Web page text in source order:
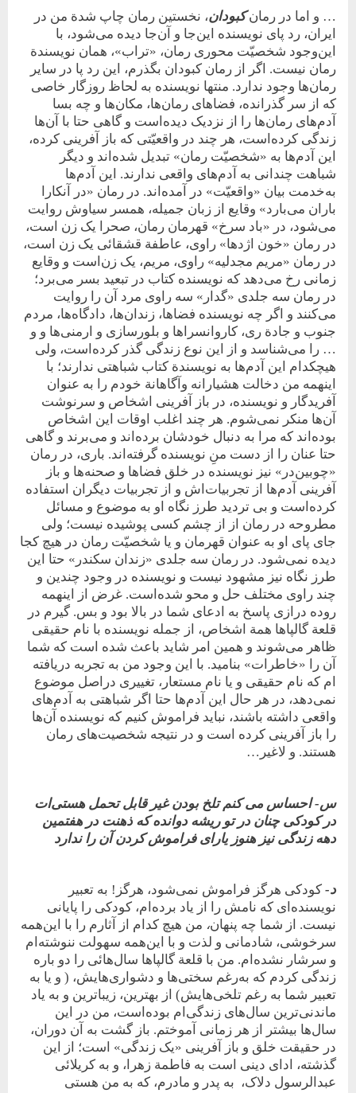
… و اما در رمانکبودان، نخستین رمان چاپ شدة من در
ایران، رد پای نویسنده این‌جا و آن‌جا دیده می‌شود، با
این‌وجود شخصیّت محوری رمان، «تراب»، همان نویسندة
رمان نیست. اگر از رمان کبودان بگذرم، این رد پا در سایر
رمان‌ها وجود ندارد. منتها نویسنده به لحاظ روزگار خاصی
که از سر گذرانده، فضاهای رمان‌ها، مکان‌ها و چه بسا
آدم‌های رمان‌ها را از نزدیک دیده‌است و گاهی حتا با آن‌ها
زندگی کرده‌است، هر چند در واقعیّتی که باز آفرینی کرده،
این آدم‌ها به «شخصیّت رمان» تبدیل شده‌اند و دیگر
شباهت چندانی به آدم‌های واقعی ندارند. این آدم‌ها
به‌خدمت بیان «واقعیّت» در آمده‌اند. در رمان «در آنکارا
باران می‌بارد» وقایع از زبان جمیله، همسر سیاوش روایت
می‌شود، در «باد سرخ» قهرمان رمان، صحرا یک زن است،
در رمان «خون اژدها» راوی، عاطفة قشقائی یک زن است،
در رمان «مریم مجدلیه» راوی، مریم، یک زن‌است و وقایع
زمانی رخ می‌دهد که نویسنده کتاب در تبعید بسر می‌برد؛
در رمان سه جلدی «گدار» سه راوی مرد آن را روایت
می‌کنند و اگر چه نویسنده فضاها، زندان‌ها، دادگاه‌ها، مردم
جنوب و جادة ری، کاروانسراها و بلورسازی و ارمنی‌ها و و
… را می‌شناسد و از این نوع زندگی گذر کرده‌است، ولی
هیچکدام این آدم‌ها به نویسندة کتاب شباهتی ندارند؛ با
اینهمه من دخالت هشیارانه و‌آگاهانة خودم را به ‌عنوان
آفریدگار و نویسنده، در باز آفرینی اشخاص و سرنوشت
آن‌ها منکر نمی‌شوم. هر چند اغلب اوقات این اشخاص
بوده‌اند که مرا به دنبال خودشان برده‌اند و می‌برند و گاهی
حتا عنان را از دست منِ نویسنده گرفته‌اند. باری، در رمان
«چوبین‌در» نیز نویسنده در خلق فضاها و صحنه‌ها و باز
آفرینی آدم‌ها از تجربیات‌اش و از تجربیات دیگران استفاده
کرده‌است و بی تردید طرز نگاه او به موضوع و مسائل
مطروحه در رمان از از چشم کسی پوشیده نیست؛ ولی
جای پای او به عنوان قهرمان و یا شخصیّت رمان در هیچ کجا
دیده نمی‌شود. در رمان سه جلدی «زندان سکندر» حتا این
طرز نگاه نیز مشهود نیست و نویسنده در وجود چندین و
چند راوی مختلف حل و محو شده‌است. غرض از اینهمه
روده درازی پاسخ به ادعای شما در بالا بود و بس. گیرم در
قلعة گالپاها همة اشخاص، از جمله نویسنده با نام حقیقی
ظاهر می‌شوند و همین امر شاید باعث شده است که شما
آن را «خاطرات» بنامید. با این وجود من به تجربه دریافته
ام که نام حقیقی و یا نام مستعار، تغییری دراصل موضوع
نمی‌دهد، در هر حال این آدم‌ها حتا اگر شباهتی به آدم‌های
واقعی داشته باشند، نباید فراموش کنیم که نویسنده آن‌ها
را باز آفرینی کرده است و در نتیجه شخصیت‌های رمان
هستند. و لاغیر…
س- احساس می کنم تلخ بودن غیر قابل تحمل هستی‌ات
در کودکی چنان در تو ریشه دوانده که ذهنت در هفتمین
دهه زندگی نیز هنوز یارای فراموش کردن آن را ندارد
د- کودکی هرگز فراموش نمی‌شود، هرگز! به تعبیر
نویسنده‌ای که نامش را از یاد برده‌ام، کودکی را پایانی
نیست. از شما چه پنهان، من هیچ کدام از آثارم را با این‌همه
سرخوشی، شادمانی و لذت و با این‌همه سهولت ننوشته‌ام
و سرشار نشده‌ام. من با قلعة گالپاها سال‌هائی را دو باره
زندگی کردم که به‌رغم سختی‌ها و دشواری‌هایش، ( و یا به
تعبیر شما به رغم تلخی‌هایش) از بهترین، زیباترین و به یاد
ماندنی‌ترین سال‌های زندگی‌ام بوده‌است، من در این
سال‌ها بیشتر از هر زمانی آموختم. باز گشت به آن دوران،
در حقیقت خلق و باز آفرینی «یک زندگی» است؛ از این
گذشته، ادای دینی است به فاطمة زهرا، و به‌ کریلائی
عبدالرسول دلاک، به پدر و مادرم، که به من هستی